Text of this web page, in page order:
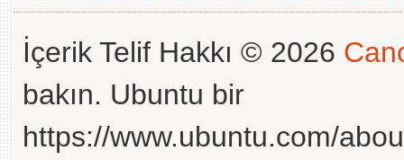
İçerik Telif Hakkı © 2026
bakın. Ubuntu bir
https://www.ubuntu.com/